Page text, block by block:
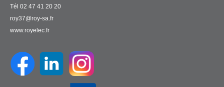
Tél 02 47 41 20 20
roy37@roy-sa.fr
www.royelec.fr